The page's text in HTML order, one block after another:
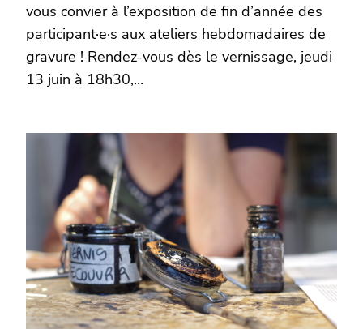
vous convier à l’exposition de fin d’année des
participant·e·s aux ateliers hebdomadaires de
gravure ! Rendez-vous dès le vernissage, jeudi
13 juin à 18h30,…